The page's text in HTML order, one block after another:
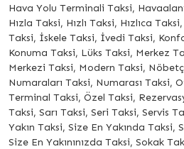
Hava Yolu Terminali Taksi,
Hızla Taksi, Hızlı Taksi, Hızlıca
Taksi, İskele Taksi, İvedi Taksi,
Konuma Taksi, Lüks Taksi, Merkez
Merkezi Taksi, Modern Taksi,
Numaraları Taksi, Numarası Taksi,
Terminal Taksi, Özel Taksi,
Taksi, Sarı Taksi, Seri Taksi, Servis
Yakın Taksi, Size En Yakında Taksi,
Size En Yakınınızda Taksi, Sokak